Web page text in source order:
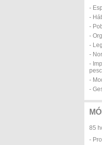
-
-
-
-
-
-
-
-
-
85
-